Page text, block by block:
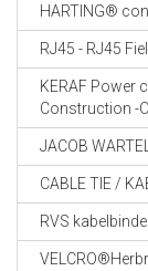
HARTING®
RJ45 - RJ45
KERAF Power
Construction -
JACOB
CABLE TIE /
RVS